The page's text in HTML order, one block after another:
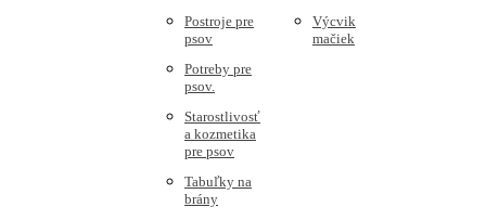
Postroje pre
psov
Potreby pre
psov.
Starostlivosť
a kozmetika
pre psov
Tabuľky na
brány
Výcvik
mačiek